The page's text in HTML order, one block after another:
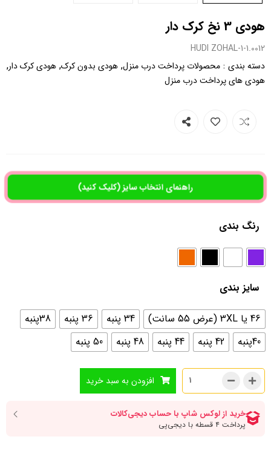
هودی 3 نخ کرک دار
0012.HUDI ZOHAL-1-1
دسته بندی : محصولات پرداخت درب منزل, هودی بدون کرک, هودی کرک دار,
هودی های پرداخت درب منزل
راهنمای انتخاب سایز (کلیک کنید)
رنگ بندی
سایز بندی
46 یا 3XL (عرض 55 سانت) 34 پنبه 36 پنبه
38پنبه
40پنبه
42 پنبه 44 پنبه 48 پنبه 50 پنبه
افزودن به سبد خرید